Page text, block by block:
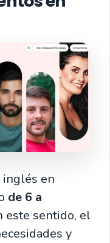
inglés en
de 6 a
este sentido, el
y